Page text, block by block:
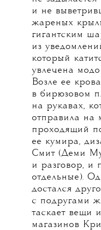
и не
жареных
гигантским
из
который
увлечена
Возле ее
в бирюзовом
на рукавах,
отправила на
проходящий
ее кумира,
Смит (Деми
и разговор, и
отдельные).
достался
с подругами
таскает вещи
магазинов